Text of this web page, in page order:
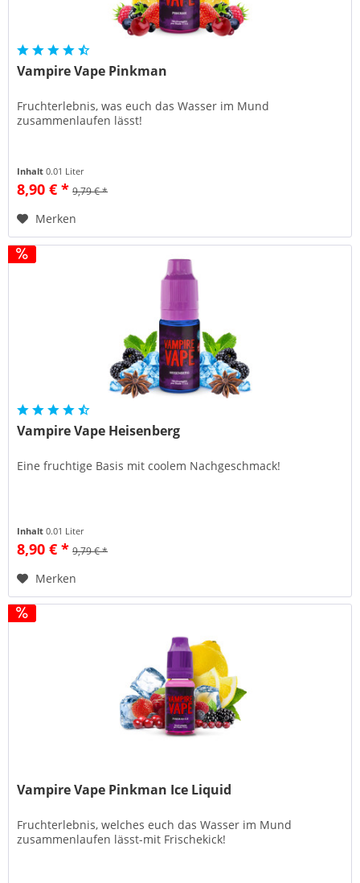
Vampire Vape Pinkman
Fruchterlebnis, was euch das Wasser im Mund
zusammenlaufen lässt!
Inhalt0.01 Liter
8,90 € * 9,79 € *
Merken
Vampire Vape Heisenberg
Eine fruchtige Basis mit coolem Nachgeschmack!
Inhalt0.01 Liter
8,90 € * 9,79 € *
Merken
Vampire Vape Pinkman Ice Liquid
Fruchterlebnis, welches euch das Wasser im Mund
zusammenlaufen lässt-mit Frischekick!